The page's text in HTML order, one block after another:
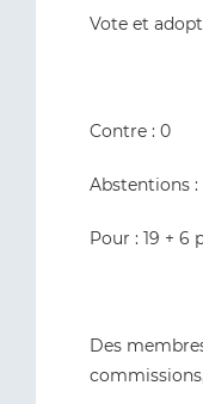
Vote et
Contre : 0
Abstentions :
Pour : 19 + 6
Des